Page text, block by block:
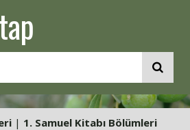
| 1. Samuel Kitabı Bölümleri